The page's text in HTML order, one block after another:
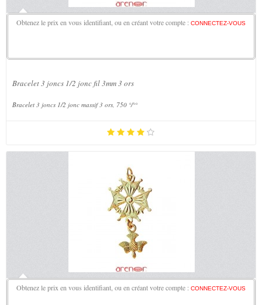
Obtenez le prix en vous identifiant, ou en créant votre compte : CONNECTEZ-VOUS
Bracelet 3 joncs 1/2 jonc fil 3mm 3 ors
Bracelet 3 joncs 1/2 jonc massif 3 ors, 750 °/°°
Obtenez le prix en vous identifiant, ou en créant votre compte : CONNECTEZ-VOUS